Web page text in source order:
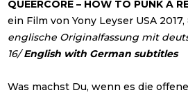
QUEERCORE – HOW TO PUNK A
ein Film von Yony Leyser USA
englische Originalfassung mit
16/English with German subtitles
Was machst Du, wenn es die